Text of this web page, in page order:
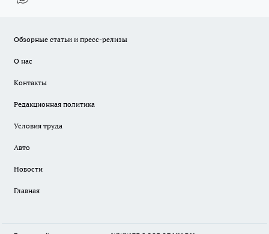
Обзорные статьи и пресс-релизы
О нас
Контакты
Редакционная политика
Условия труда
Авто
Новости
Главная